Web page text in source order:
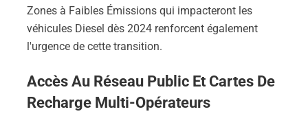
Zones à Faibles Émissions qui impacteront les
véhicules Diesel dès 2024 renforcent également
l'urgence de cette transition.
Accès Au Réseau Public Et Cartes De
Recharge Multi-Opérateurs